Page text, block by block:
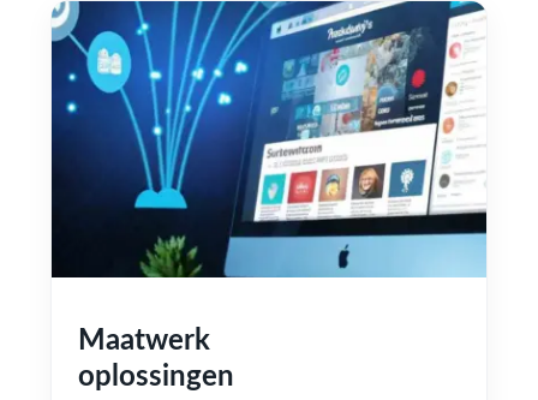
Maatwerk
oplossingen